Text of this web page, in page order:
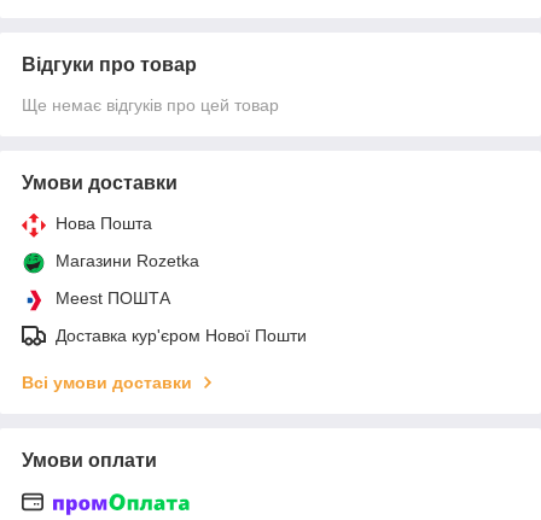
Відгуки про товар
Ще немає відгуків про цей товар
Умови доставки
Нова Пошта
Магазини Rozetka
Meest ПОШТА
Доставка кур'єром Нової Пошти
Всі умови доставки
Умови оплати